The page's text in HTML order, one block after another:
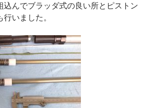
込んでブラッダ式の良い所とピストン
いました。